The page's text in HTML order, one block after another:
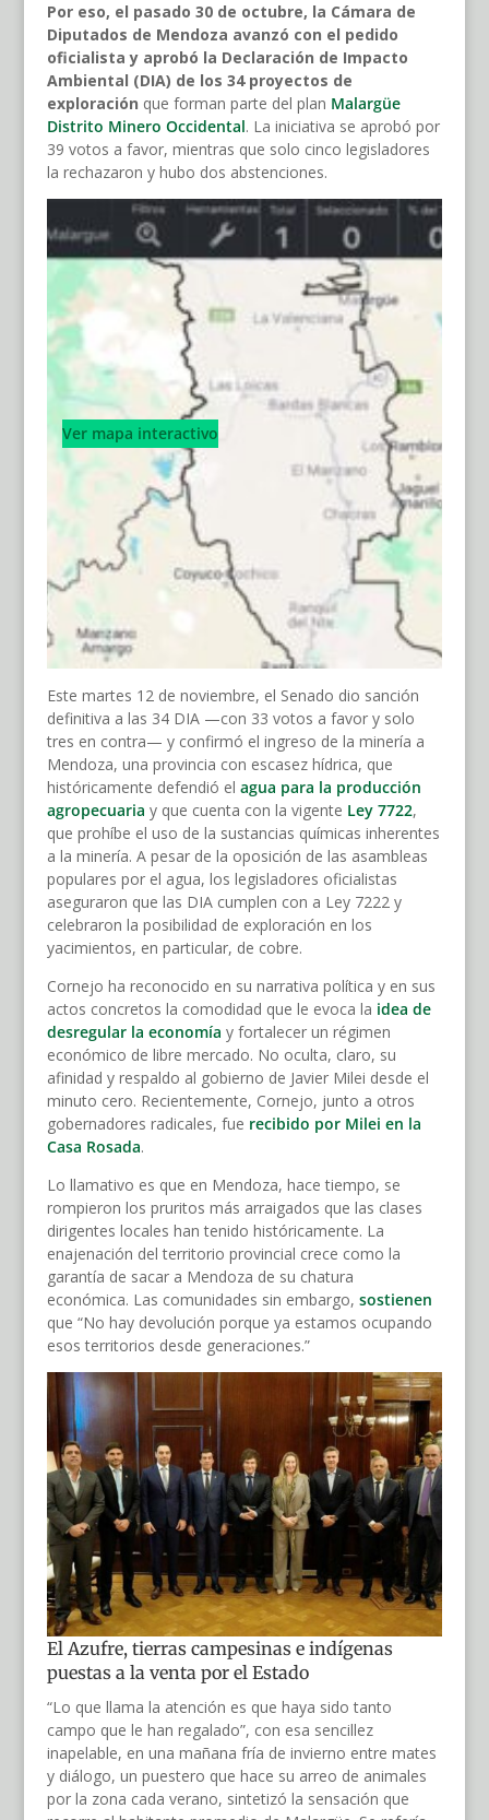
Por eso, el pasado 30 de octubre, la Cámara de
Diputados de Mendoza avanzó con el pedido
oficialista y aprobó la Declaración de Impacto
Ambiental (DIA) de los 34 proyectos de
exploración que forman parte del plan Malargüe
Distrito Minero Occidental. La iniciativa se aprobó por
39 votos a favor, mientras que solo cinco legisladores
la rechazaron y hubo dos abstenciones.
Ver mapa interactivo
Este martes 12 de noviembre, el Senado dio sanción
definitiva a las 34 DIA —con 33 votos a favor y solo
tres en contra— y confirmó el ingreso de la minería a
Mendoza, una provincia con escasez hídrica, que
históricamente defendió el agua para la producción
agropecuaria y que cuenta con la vigente Ley 7722,
que prohíbe el uso de la sustancias químicas inherentes
a la minería. A pesar de la oposición de las asambleas
populares por el agua, los legisladores oficialistas
aseguraron que las DIA cumplen con a Ley 7222 y
celebraron la posibilidad de exploración en los
yacimientos, en particular, de cobre.
Cornejo ha reconocido en su narrativa política y en sus
actos concretos la comodidad que le evoca la idea de
desregular la economía y fortalecer un régimen
económico de libre mercado. No oculta, claro, su
afinidad y respaldo al gobierno de Javier Milei desde el
minuto cero. Recientemente, Cornejo, junto a otros
gobernadores radicales, fue recibido por Milei en la
Casa Rosada.
Lo llamativo es que en Mendoza, hace tiempo, se
rompieron los pruritos más arraigados que las clases
dirigentes locales han tenido históricamente. La
enajenación del territorio provincial crece como la
garantía de sacar a Mendoza de su chatura
económica. Las comunidades sin embargo, sostienen
que “No hay devolución porque ya estamos ocupando
esos territorios desde generaciones.”
El Azufre, tierras campesinas e indígenas
puestas a la venta por el Estado
“Lo que llama la atención es que haya sido tanto
campo que le han regalado”, con esa sencillez
inapelable, en una mañana fría de invierno entre mates
y diálogo, un puestero que hace su arreo de animales
por la zona cada verano, sintetizó la sensación que